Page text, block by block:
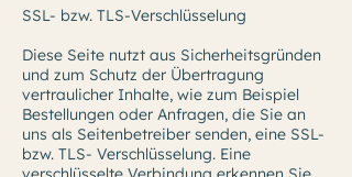
SSL- bzw. TLS-Verschlüsselung
Diese Seite nutzt aus Sicherheitsgründen
und zum Schutz der Übertragung
vertraulicher Inhalte, wie zum Beispiel
Bestellungen oder Anfragen, die Sie an
uns als Seitenbetreiber senden, eine SSL-
bzw. TLS- Verschlüsselung. Eine